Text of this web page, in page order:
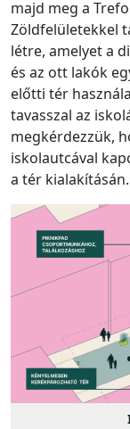
majd meg a
Zöldfelületekkel
létre, amelyet a
és az ott lakók
előtti tér
tavasszal az
megkérdezzük,
iskolautcával
a tér kialakításán.